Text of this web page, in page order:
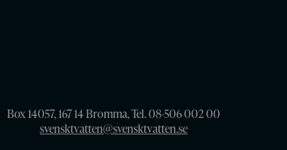
Box 14057, 167 14 Bromma, Tel. 08-506 002 00
svensktvatten@svensktvatten.se